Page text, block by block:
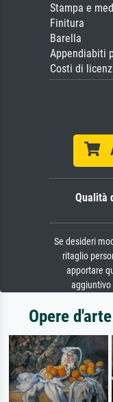
Stampa e
Finitura
Barella
Appendiabiti
Costi di
Qualità
Se desideri
ritaglio
apportare
Opere